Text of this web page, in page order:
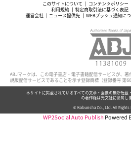
このサイトについて コンテンツポリシー
利用規約
特定商取引法に基づく表記
運営会社
ニュース提供先 WEBプッシュ通知に
ABJマークは、この電子書店・電子書籍配信サービスが、
規版配信サービスであることを示す登録商標（登録番号 第
本サイトに掲載されているすべての文章・画像の無断転載
の著作権は光文社に帰属しま
© Kobunsha Co., Ltd. All Rights
WP2Social Auto Publish Powered